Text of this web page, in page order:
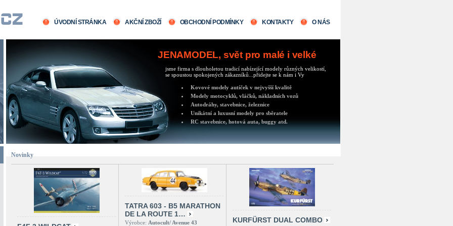
ÚVODNÍ STRÁNKA AKČNÍ ZBOŽÍ OBCHODNÍ PODMÍNKY KONTAKTY O NÁS
JENAMODEL, svět pro malé i velké
jsme firma s dlouholetou tradicí nabízející modely různých velikostí,
se spoustou spokojených zákazníků...přidejte se k nám i Vy
Kovové modely autíček v nejvyšší kvalitě
Modely motocyklů, vláčků, nákladních vozů
Autodráhy, stavebnice, železnice
Unikátní a luxusní modely pro sběratele
RC stavebnice, hotová auta, buggy atd.
Novinky
TATRA 603 - B5 MARATHON
DE LA ROUTE 1…
Výrobce: Autocult/ Avenue 43 KURFÜRST DUAL COMBO